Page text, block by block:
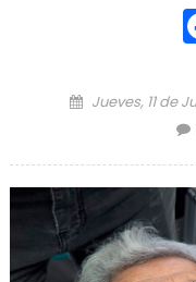
Posted on
Jueves, 11 de